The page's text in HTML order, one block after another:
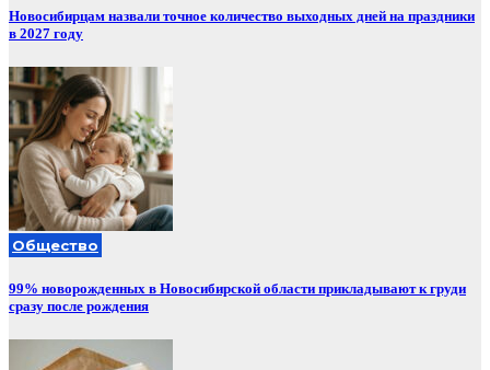
Новосибирцам назвали точное количество выходных дней на праздники
в 2027 году
Общество
99% новорожденных в Новосибирской области прикладывают к груди
сразу после рождения